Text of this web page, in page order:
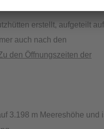
erstellt, aufgeteilt auf
auch nach den
den Öffnungszeiten der
3.198 m Meereshöhe und